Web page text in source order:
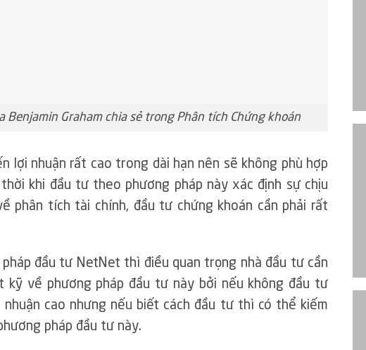
Benjamin Graham chia sẻ trong Phân tích Chứng khoán
lợi nhuận rất cao trong dài hạn nên sẽ không phù hợp
khi đầu tư theo phương pháp này xác định sự chịu
phân tích tài chính, đầu tư chứng khoán cần phải rất
đầu tư NetNet thì điều quan trọng nhà đầu tư cần
kỹ về phương pháp đầu tư này bởi nếu không đầu tư
cao nhưng nếu biết cách đầu tư thì có thể kiếm
pháp đầu tư này.